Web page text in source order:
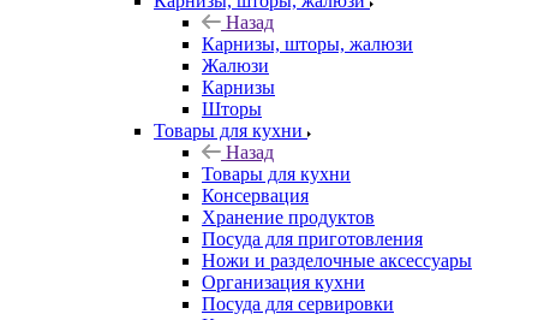
Назад
Карнизы, шторы, жалюзи
Жалюзи
Карнизы
Шторы
Товары для кухни
Назад
Товары для кухни
Консервация
Хранение продуктов
Посуда для приготовления
Ножи и разделочные аксессуары
Организация кухни
Посуда для сервировки